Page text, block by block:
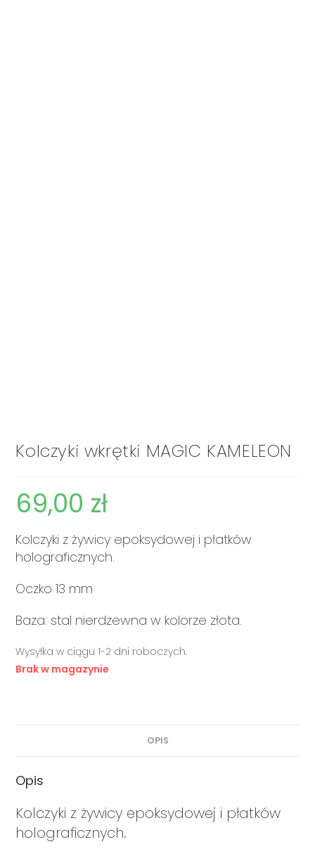
Kolczyki wkrętki MAGIC KAMELEON
69,00 zł
Kolczyki z żywicy epoksydowej i płatków
holograficznych.
Oczko 13 mm
Baza: stal nierdzewna w kolorze złota.
Wysyłka w ciągu 1-2 dni roboczych.
Brak w magazynie
OPIS
Opis
Kolczyki z żywicy epoksydowej i płatków
holograficznych.